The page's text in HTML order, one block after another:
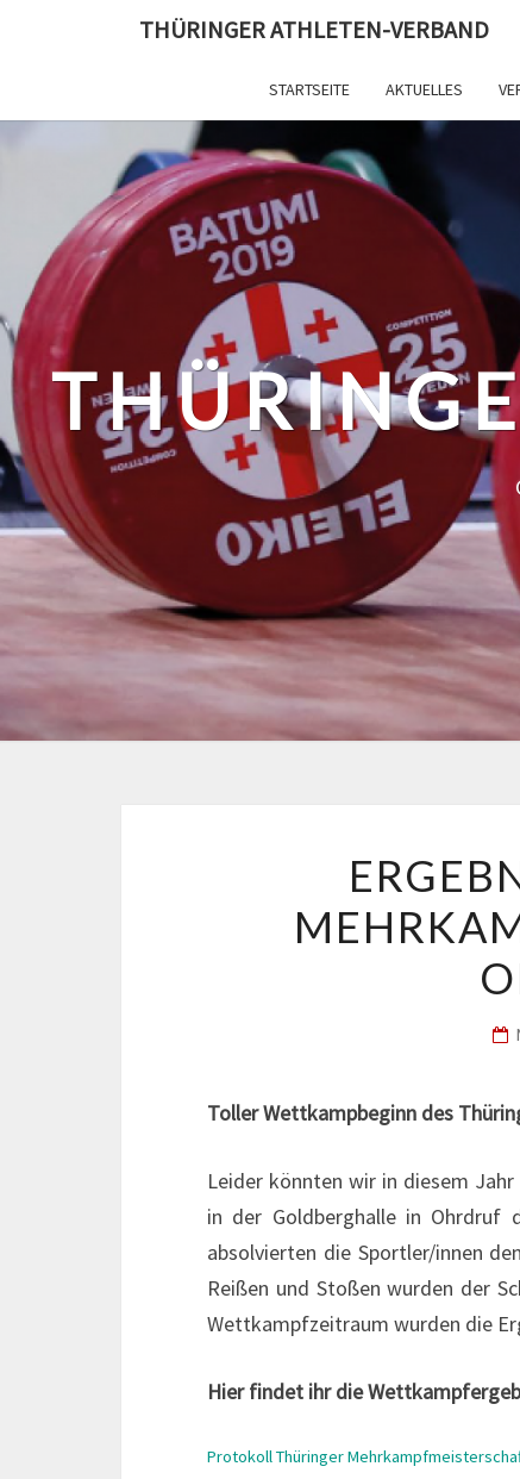
THÜRINGER ATHLETEN-VERBAND
STARTSEITE AKTUELLES
Toller Wettkampbeginn des
Leider könnten wir in diesem
in der Goldberghalle in Ohrdruf
absolvierten die Sportler/innen
Reißen und Stoßen wurden der
Wettkampfzeitraum wurden die
Hier findet ihr die
Protokoll Thüringer